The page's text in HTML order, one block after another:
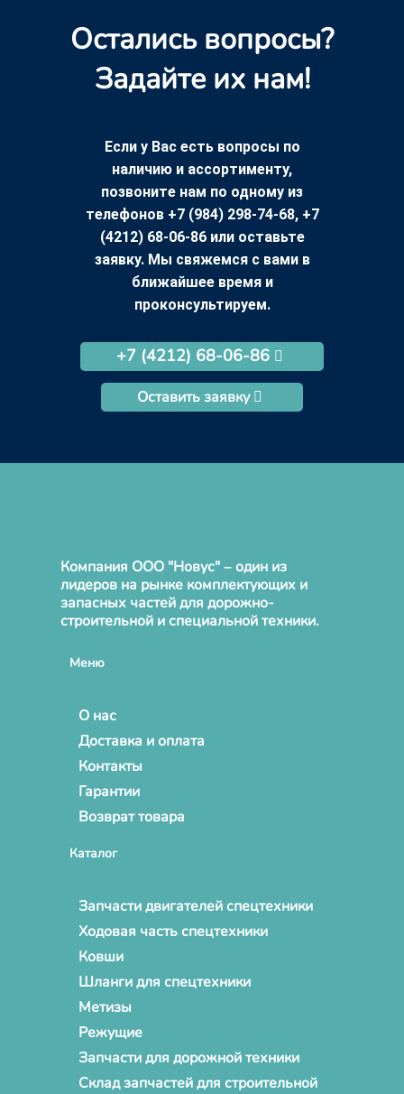
Остались вопросы?
Задайте их нам!
Если у Вас есть вопросы по
наличию и ассортименту,
позвоните нам по одному из
телефонов +7 (984) 298-74-68, +7
(4212) 68-06-86 или оставьте
заявку. Мы свяжемся с вами в
ближайшее время и
проконсультируем.
+7 (4212) 68-06-86
Оставить заявку
Компания ООО "Новус" – один из
лидеров на рынке комплектующих и
запасных частей для дорожно-
строительной и специальной техники.
Меню
О нас
Доставка и оплата
Контакты
Гарантии
Возврат товара
Каталог
Запчасти двигателей спецтехники
Ходовая часть спецтехники
Ковши
Шланги для спецтехники
Метизы
Режущие
Запчасти для дорожной техники
Склад запчастей для строительной